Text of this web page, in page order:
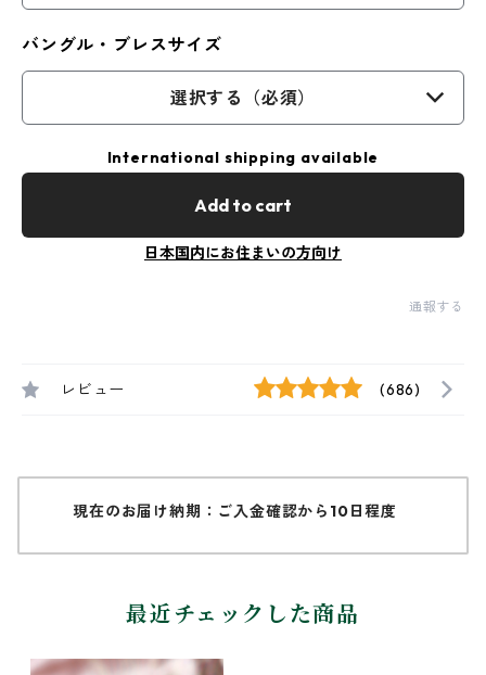
バングル・ブレスサイズ
選択する（必須）
International shipping available
Add to cart
日本国内にお住まいの方向け
通報する
レビュー (686)
現在のお届け納期：ご入金確認から10日程度
最近チェックした商品